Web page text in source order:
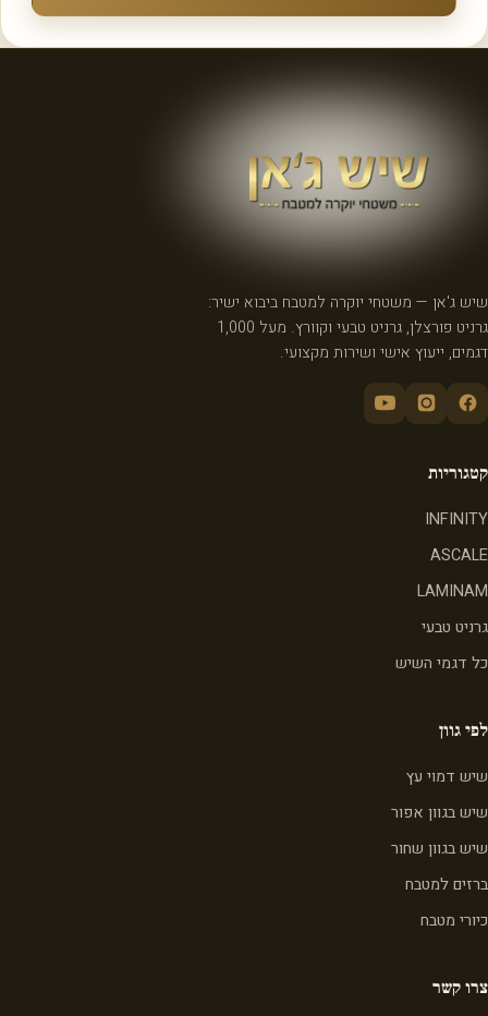
שיש ג'אן — משטחי יוקרה למטבח ביבוא ישיר:
גרניט פורצלן, גרניט טבעי וקוורץ. מעל 1,000
דגמים, ייעוץ אישי ושירות מקצועי.
קטגוריות
INFINITY
ASCALE
LAMINAM
גרניט טבעי
כל דגמי השיש
לפי גוון
שיש דמוי עץ
שיש בגוון אפור
שיש בגוון שחור
ברזים למטבח
כיורי מטבח
צרו קשר